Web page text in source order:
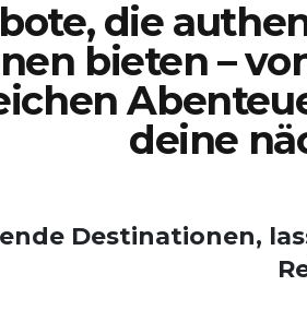
die
bieten –
deine
Destinationen,